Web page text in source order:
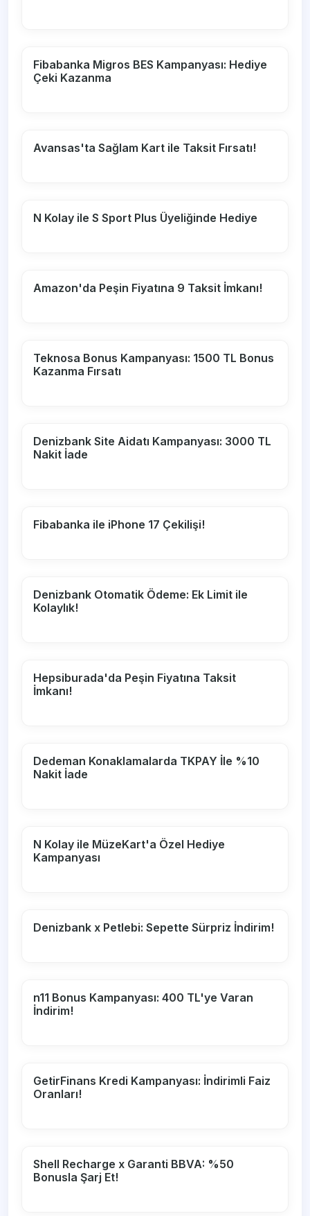
Fibabanka Migros BES Kampanyası: Hediye
Çeki Kazanma
Avansas'ta Sağlam Kart ile Taksit Fırsatı!
N Kolay ile S Sport Plus Üyeliğinde Hediye
Amazon'da Peşin Fiyatına 9 Taksit İmkanı!
Teknosa Bonus Kampanyası: 1500 TL Bonus
Kazanma Fırsatı
Denizbank Site Aidatı Kampanyası: 3000 TL
Nakit İade
Fibabanka ile iPhone 17 Çekilişi!
Denizbank Otomatik Ödeme: Ek Limit ile
Kolaylık!
Hepsiburada'da Peşin Fiyatına Taksit
İmkanı!
Dedeman Konaklamalarda TKPAY İle %10
Nakit İade
N Kolay ile MüzeKart'a Özel Hediye
Kampanyası
Denizbank x Petlebi: Sepette Sürpriz İndirim!
n11 Bonus Kampanyası: 400 TL'ye Varan
İndirim!
GetirFinans Kredi Kampanyası: İndirimli Faiz
Oranları!
Shell Recharge x Garanti BBVA: %50
Bonusla Şarj Et!